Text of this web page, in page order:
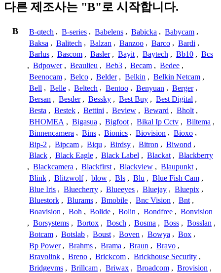
다른 제조사는 "B"로 시작합니다.
B B-qtech , B-series , Babelens , Babicka , Babycam ,
Baksa , Balitech , Balzan , Banzoo , Barco , Bardi ,
Barlus , Bascom , Basler , Bayit , Baytech , Bb10 , Bcs
, Bdpower , Beaulieu , Beb3 , Becam , Bedee ,
Beenocam , Belco , Belder , Belkin , Belkin Netcam ,
Bell , Belle , Beltech , Bentoo , Benyuan , Berger ,
Bersan , Besder , Bessky , Best Buy , Best Digital ,
Besta , Bestek , Bettini , Beview , Beward , Bholt ,
BHOMEA , Bigasua , Bigfoot , Bikal Ip Cctv , Biltema ,
Binnencamera , Bins , Bionics , Biovision , Bioxo ,
Bip-2 , Bipcam , Biqu , Birdsy , Bitron , Biwond ,
Black , Black Eagle , Black Label , Blackat , Blackberry
, Blackcamera , Blackfirst , Blackview , Blaupunkt ,
Blink , Blitzwolf , blow , Bls , Blu , Blue Fish Cam ,
Blue Iris , Bluecherry , Blueeyes , Bluejay , Bluepix ,
Bluestork , Blurams , Bmobile , Bnc Vision , Bnt ,
Boavision , Boh , Bolide , Bolin , Bondfree , Bonvision
, Borsystems , Bortox , Bosch , Bosma , Boss , Bosslan ,
Botcam , Botslab , Boust , Boven , Bowya , Box ,
Bp Power , Brahms , Brama , Braun , Bravo ,
Bravolink , Breno , Brickcom , Brickhouse Security ,
Bridgevms , Brillcam , Briwax , Broadcom , Brovision ,